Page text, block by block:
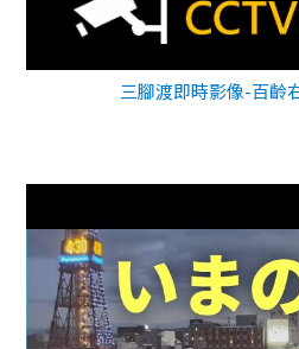
三腳渡即時影像-百齡